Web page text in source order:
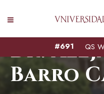
QS
#691
Dr.
Barro